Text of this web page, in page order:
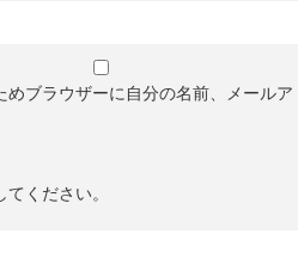
ブラウザーに自分の名前、メールア
ください。